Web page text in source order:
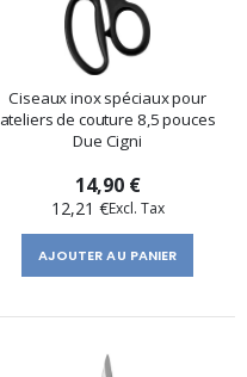
Ciseaux inox spéciaux pour
ateliers de couture 8,5 pouces
Due Cigni
14,90 €
12,21 €
AJOUTER AU PANIER